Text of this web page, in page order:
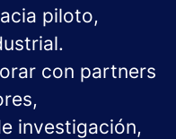
piloto,
con partners
investigación,